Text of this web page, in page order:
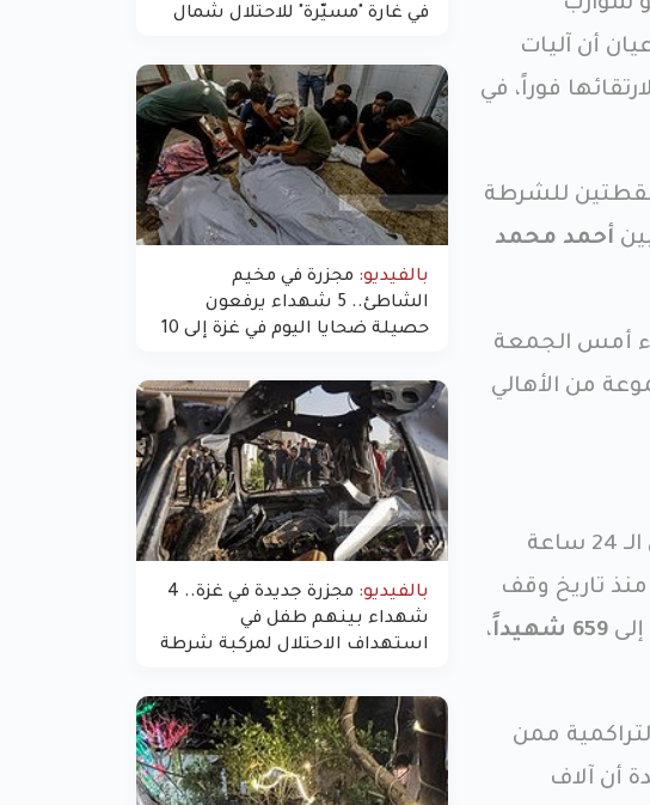
شوارب"
أن آليات
فوراً، في
نقطتين للشرطة
أحمد محمد
أمس الجمعة
من الأهالي
وبحسب التقرير اليومي لوزارة الصحة، فقد وصل إلى المستشفيات خلال الـ 24 ساعة
تاريخ وقف
659 شهيداً
،
ممن
أن آلاف
في غارة "مسيّرة" للاحتلال شمال
بالفيديو: مجزرة في مخيم
الشاطئ.. 5 شهداء يرفعون
حصيلة ضحايا اليوم في غزة إلى 10
بالفيديو:
مجزرة جديدة في غزة.. 4
شهداء بينهم طفل في
استهداف الاحتلال لمركبة شرطة